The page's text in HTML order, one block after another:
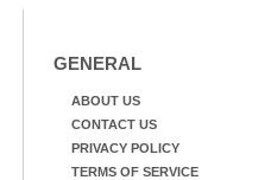
GENERAL
ABOUT US
CONTACT US
PRIVACY POLICY
TERMS OF SERVICE